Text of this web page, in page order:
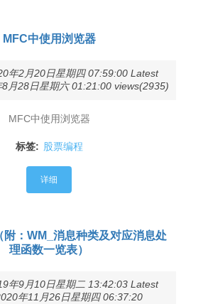
MFC中使用浏览器
年2月20日星期四 07:59:00 Latest
月28日星期六 01:21:00 views(2935)
MFC中使用浏览器
标签: 股票编程
详细
附：WM_消息种类及对应消息处
理函数一览表）
年9月10日星期二 13:42:03 Latest
年11月26日星期四 06:37:20